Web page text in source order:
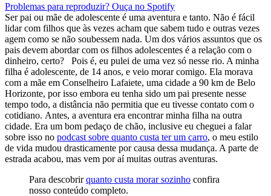
Problemas para reproduzir? Ouça no Spotify
Ser pai ou mãe de adolescente é uma aventura e tanto. Não é fácil
lidar com filhos que às vezes acham que sabem tudo e outras vezes
agem como se não soubessem nada. Um dos vários assuntos que os
pais devem abordar com os filhos adolescentes é a relação com o
dinheiro, certo?
Pois é, eu pulei de uma vez só nesse rio. A minha
filha é adolescente, de 14 anos, e veio morar comigo. Ela morava
com a mãe em Conselheiro Lafaiete, uma cidade a 90 km de Belo
Horizonte, por isso embora eu tenha sido um pai presente nesse
tempo todo, a distância não permitia que eu tivesse contato com o
cotidiano. Antes, a aventura era encontrar minha filha na outra
cidade. Era um bom pedaço de chão, inclusive eu cheguei a falar
sobre isso no podcast sobre quanto custa ter um carro, o meu estilo
de vida mudou drasticamente por causa dessa mudança. A parte de
estrada acabou, mas vem por aí muitas outras aventuras.
Para descobrirquanto custa morar sozinho confira
nosso conteúdo completo.